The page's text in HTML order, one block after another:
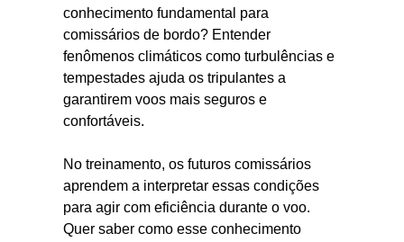
conhecimento fundamental para
comissários de bordo? Entender
fenômenos climáticos como turbulências e
tempestades ajuda os tripulantes a
garantirem voos mais seguros e
confortáveis.
No treinamento, os futuros comissários
aprendem a interpretar essas condições
para agir com eficiência durante o voo.
Quer saber como esse conhecimento